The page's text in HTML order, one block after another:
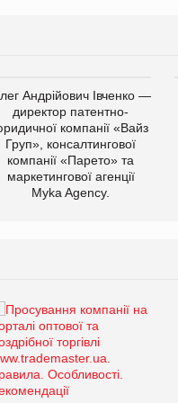
Андрійович Івченко —
директор патентно-
компанії «Вайз
Груп», консалтингової
компанії «Парето» та
маркетингової агенції
Myka Agency.